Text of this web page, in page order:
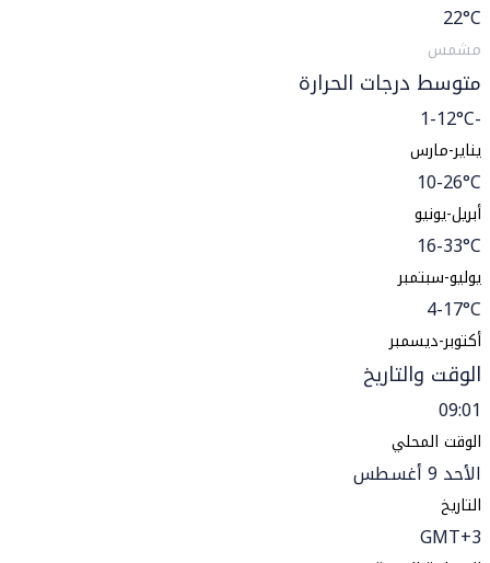
22°C
مشمس
متوسط درجات الحرارة
-1-12°C
يناير-مارس
10-26°C
أبريل-يونيو
16-33°C
يوليو-سبتمبر
4-17°C
أكتوبر-ديسمبر
الوقت والتاريخ
09:01
الوقت المحلي
الأحد 9 أغسطس
التاريخ
GMT+3